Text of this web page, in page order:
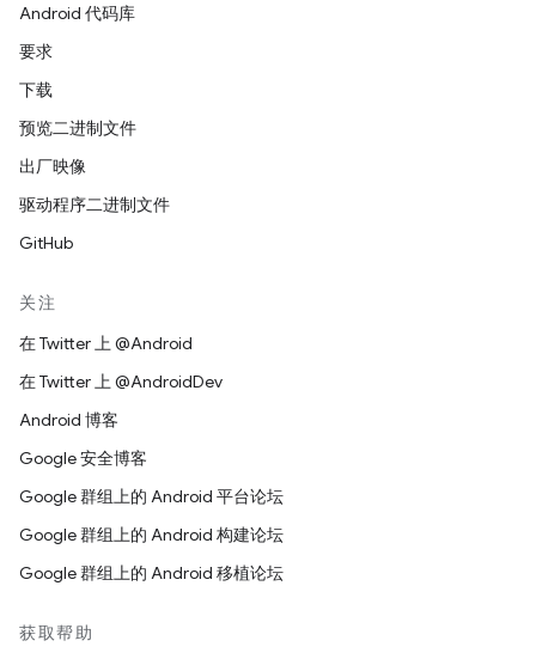
Android 代码库
要求
下载
预览二进制文件
出厂映像
驱动程序二进制文件
GitHub
关注
在 Twitter 上 @Android
在 Twitter 上 @AndroidDev
Android 博客
Google 安全博客
Google 群组上的 Android 平台论坛
Google 群组上的 Android 构建论坛
Google 群组上的 Android 移植论坛
获取帮助